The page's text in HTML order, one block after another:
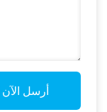
أرسل الآن